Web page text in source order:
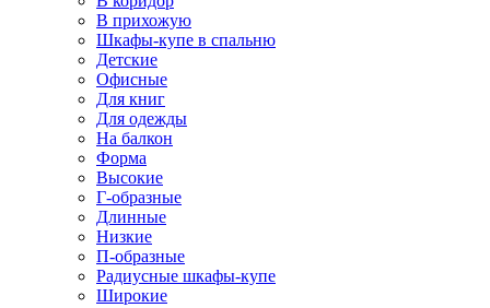
В прихожую
Шкафы-купе в спальню
Детские
Офисные
Для книг
Для одежды
На балкон
Форма
Высокие
Г-образные
Длинные
Низкие
П-образные
Радиусные шкафы-купе
Широкие